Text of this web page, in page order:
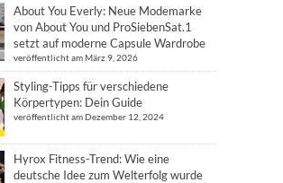
About You Everly: Neue Modemarke
von About You und ProSiebenSat.1
setzt auf moderne Capsule Wardrobe
veröffentlicht am März 9, 2026
Styling-Tipps für verschiedene
Körpertypen: Dein Guide
veröffentlicht am Dezember 12, 2024
Hyrox Fitness-Trend: Wie eine
deutsche Idee zum Welterfolg wurde